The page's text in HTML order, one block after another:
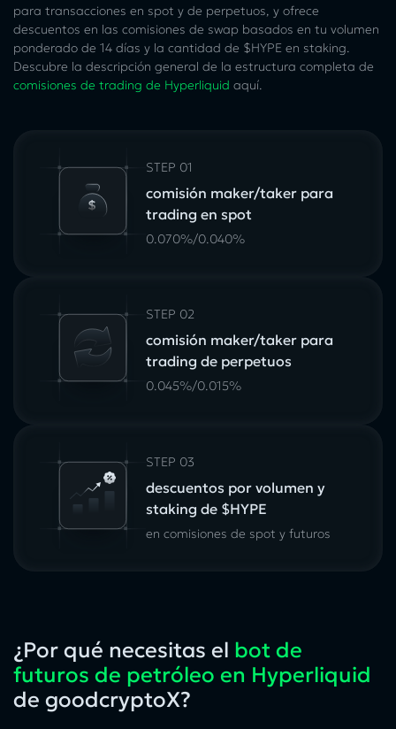
para transacciones en spot y de perpetuos, y ofrece
descuentos en las comisiones de swap basados en tu volumen
ponderado de 14 días y la cantidad de $HYPE en staking.
Descubre la descripción general de la estructura completa de
comisiones de trading de Hyperliquid aquí.
STEP 01
comisión maker/taker para
trading en spot
0.070%/0.040%
STEP 02
comisión maker/taker para
trading de perpetuos
0.045%/0.015%
STEP 03
descuentos por volumen y
staking de $HYPE
en comisiones de spot y futuros
¿Por qué necesitas el bot de
futuros de petróleo en Hyperliquid
de goodcryptoX?